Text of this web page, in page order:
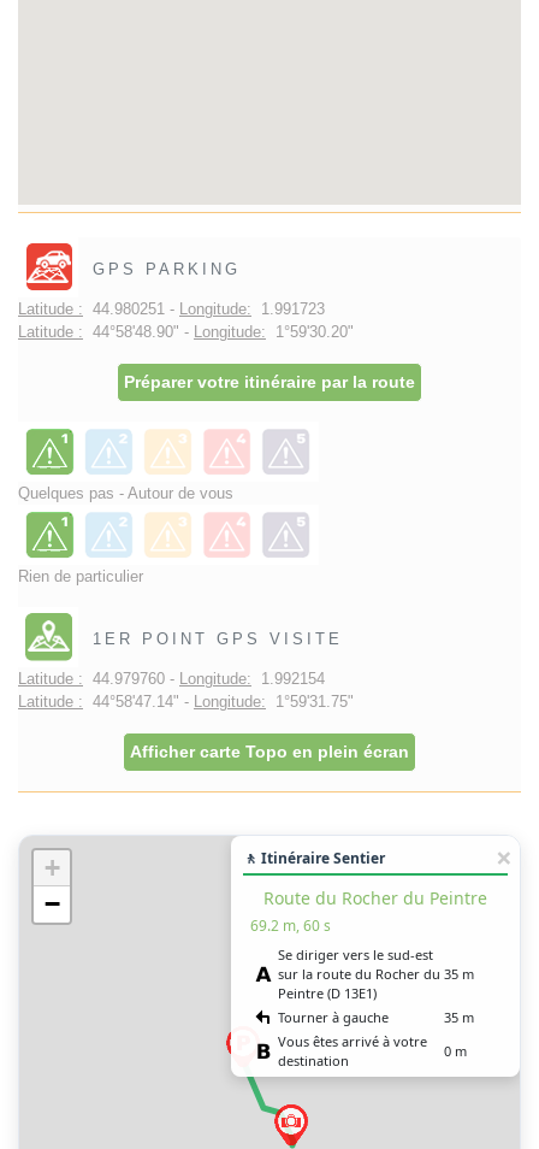
GPS PARKING
Latitude : 44.980251 - Longitude: 1.991723
Latitude : 44°58'48.90" - Longitude: 1°59'30.20"
Préparer votre itinéraire par la route
Quelques pas - Autour de vous
Rien de particulier
1ER POINT GPS VISITE
Latitude : 44.979760 - Longitude: 1.992154
Latitude : 44°58'47.14" - Longitude: 1°59'31.75"
Afficher carte Topo en plein écran
+
−
🚶 Itinéraire Sentier
Route du Rocher du Peintre
69.2 m, 60 s
Se diriger vers le sud-est
sur la route du Rocher du
Peintre (D 13E1)
35 m
Tourner à gauche
35 m
Vous êtes arrivé à votre
destination
0 m